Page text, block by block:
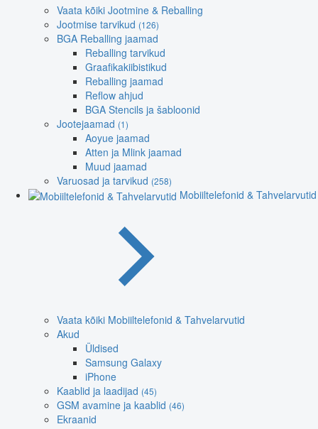
Vaata kõiki Jootmine & Reballing
Jootmise tarvikud (126)
BGA Reballing jaamad
Reballing tarvikud
Graafikakiibistikud
Reballing jaamad
Reflow ahjud
BGA Stencils ja šabloonid
Jootejaamad (1)
Aoyue jaamad
Atten ja Mlink jaamad
Muud jaamad
Varuosad ja tarvikud (258)
Mobiiltelefonid & Tahvelarvutid
Vaata kõiki Mobiiltelefonid & Tahvelarvutid
Akud
Üldised
Samsung Galaxy
iPhone
Kaablid ja laadijad (45)
GSM avamine ja kaablid (46)
Ekraanid